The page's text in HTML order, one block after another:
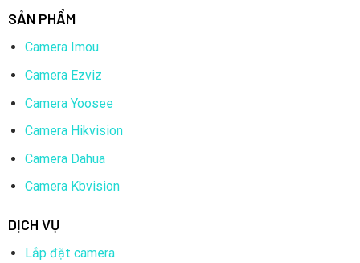
SẢN PHẨM
Camera Imou
Camera Ezviz
Camera Yoosee
Camera Hikvision
Camera Dahua
Camera Kbvision
DỊCH VỤ
Lắp đặt camera